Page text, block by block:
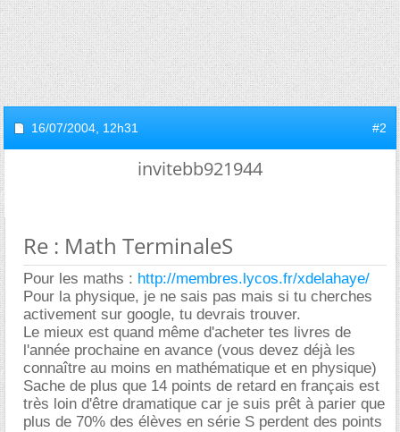
16/07/2004, 12h31 #2
invitebb921944
Re : Math TerminaleS
Pour les maths : http://membres.lycos.fr/xdelahaye/
Pour la physique, je ne sais pas mais si tu cherches
activement sur google, tu devrais trouver.
Le mieux est quand même d'acheter tes livres de
l'année prochaine en avance (vous devez déjà les
connaître au moins en mathématique et en physique)
Sache de plus que 14 points de retard en français est
très loin d'être dramatique car je suis prêt à parier que
plus de 70% des élèves en série S perdent des points